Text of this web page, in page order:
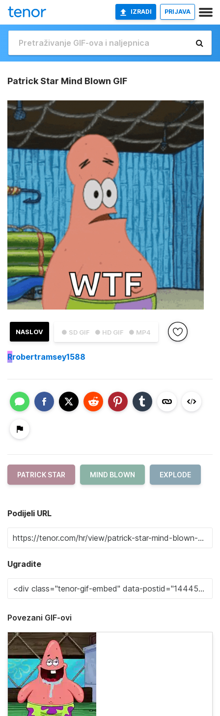
IZRADI PRIJAVA
Patrick Star Mind Blown GIF
● SD GIF ● HD GIF ● MP4
NASLOV
Rrobertramsey1588
PATRICK STAR MIND BLOWN EXPLODE
Podijeli URL
Ugradite
Povezani GIF-ovi